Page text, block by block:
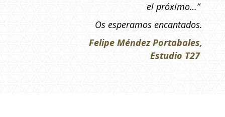
el próximo…”
Os esperamos encantados.
Felipe Méndez Portabales,
Estudio T27